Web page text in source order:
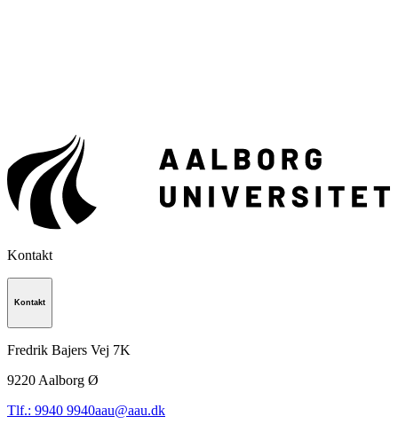
Kontakt
Kontakt
Fredrik Bajers Vej 7K
9220 Aalborg Ø
Tlf.: 9940 9940aau@aau.dk